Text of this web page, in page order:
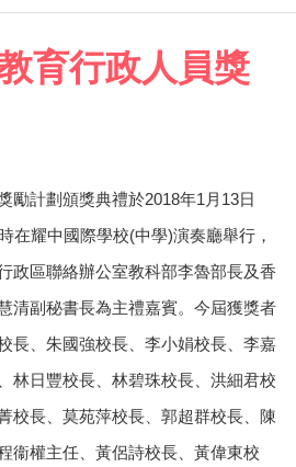
育行政人員獎
勵計劃頒獎典禮於2018年1 月 13日
在耀中國際學校(中學)演奏廳舉行，
政區聯絡辦公室教科部李魯部長及香
清副秘書長為主禮嘉賓。今屆獲獎者
長、朱國強校長、李小娟校長、李嘉
林日豐校長、林碧珠校長、洪細君校
校長、莫苑萍校長、郭超群校長、陳
衞權主任、黃侶詩校長、黃偉東校